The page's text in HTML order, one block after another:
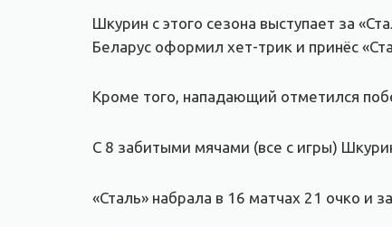
Шкурин с этого сезона выступает за
Беларус оформил хет-трик и принёс
Кроме того, нападающий отметился
С 8 забитыми мячами (все с игры)
«Сталь» набрала в 16 матчах 21 очко и